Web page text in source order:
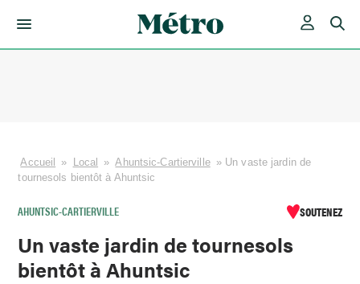
Accueil » Local » Ahuntsic-Cartierville » Un vaste jardin de
tournesols bientôt à Ahuntsic
AHUNTSIC-CARTIERVILLE SOUTENEZ
Un vaste jardin de tournesols
bientôt à Ahuntsic